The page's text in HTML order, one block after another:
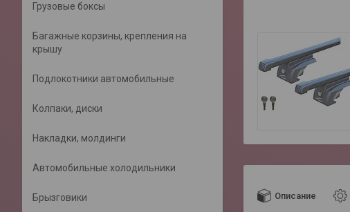
Описание
Грузовые боксы
Багажные корзины, крепления на
крышу
Подлокотники автомобильные
Колпаки, диски
Накладки, молдинги
Автомобильные холодильники
Брызговики